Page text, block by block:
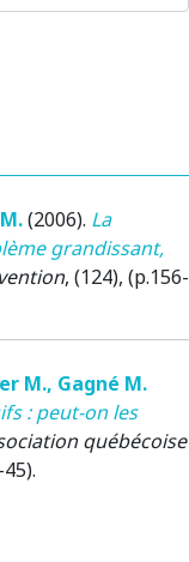
(2006). La
grandissant,
, (124), (p.156-
M., Gagné M.
: peut-on les
québécoise